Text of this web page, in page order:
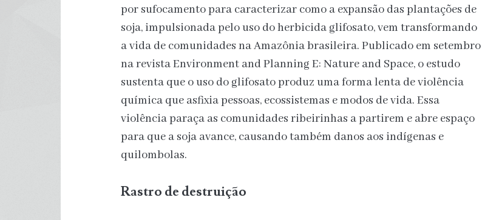
por sufocamento para caracterizar como a expansão das plantações de
soja, impulsionada pelo uso do herbicida glifosato, vem transformando
a vida de comunidades na Amazônia brasileira. Publicado em setembro
na revista Environment and Planning E: Nature and Space, o estudo
sustenta que o uso do glifosato produz uma forma lenta de violência
química que asfixia pessoas, ecossistemas e modos de vida. Essa
violência paraça as comunidades ribeirinhas a partirem e abre espaço
para que a soja avance, causando também danos aos indígenas e
quilombolas.
Rastro de destruição